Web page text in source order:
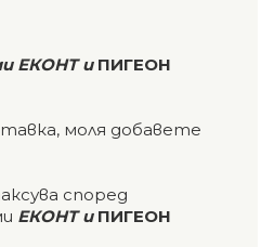
ЕКОНТ и ПИГЕОН
моля добавете
според
ЕКОНТ и ПИГЕОН